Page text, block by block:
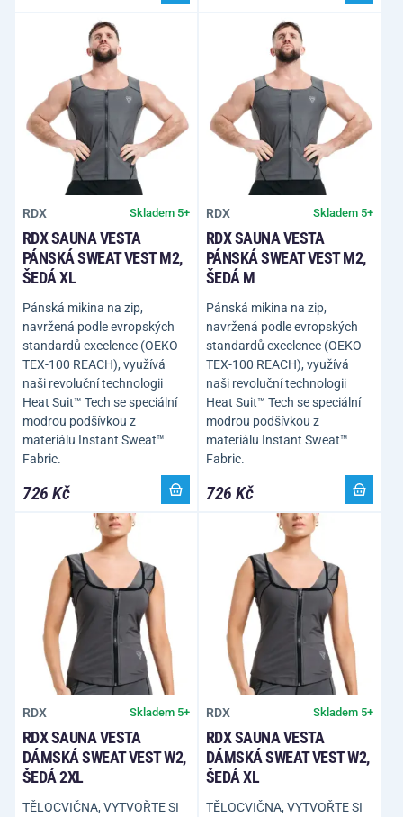
RDX Skladem 5+
RDX SAUNA VESTA
PÁNSKÁ SWEAT VEST M2,
ŠEDÁ XL
Pánská mikina na zip,
navržená podle evropských
standardů excelence (OEKO
TEX-100 REACH), využívá
naši revoluční technologii
Heat Suit™ Tech se speciální
modrou podšívkou z
materiálu Instant Sweat™
Fabric.
726 Kč
RDX Skladem 5+
RDX SAUNA VESTA
PÁNSKÁ SWEAT VEST M2,
ŠEDÁ M
Pánská mikina na zip,
navržená podle evropských
standardů excelence (OEKO
TEX-100 REACH), využívá
naši revoluční technologii
Heat Suit™ Tech se speciální
modrou podšívkou z
materiálu Instant Sweat™
Fabric.
726 Kč
RDX Skladem 5+
RDX SAUNA VESTA
DÁMSKÁ SWEAT VEST W2,
ŠEDÁ 2XL
TĚLOCVIČNA, VYTVOŘTE SI
RDX Skladem 5+
RDX SAUNA VESTA
DÁMSKÁ SWEAT VEST W2,
ŠEDÁ XL
TĚLOCVIČNA, VYTVOŘTE SI